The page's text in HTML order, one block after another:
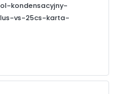
kondensacyjny-
vs-25cs-karta-